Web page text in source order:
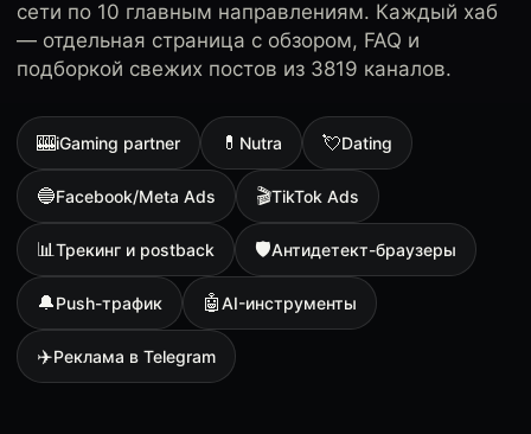
сети по 10 главным направлениям. Каждый хаб
— отдельная страница с обзором, FAQ и
подборкой свежих постов из 3819 каналов.
🎰iGaming partner 💊 Nutra 💘Dating
🔵Facebook/Meta Ads 🎬TikTok Ads
📊Трекинг и postback 🛡Антидетект-браузеры
🔔Push-трафик 🤖AI-инструменты
✈️Реклама в Telegram